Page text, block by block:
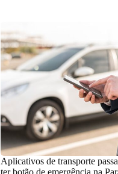
Aplicativos de transporte
ter botão de emergência na